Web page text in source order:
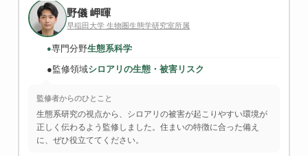
野儀 岬暉
早稲田大学 生物圏生態学研究室所属
●専門分野生態系科学
●監修領域シロアリの生態・被害リスク
監修者からのひとこと
生態系研究の視点から、シロアリの被害が起こりやすい環境が
正しく伝わるよう監修しました。住まいの特徴に合った備え
に、ぜひ役立ててください。